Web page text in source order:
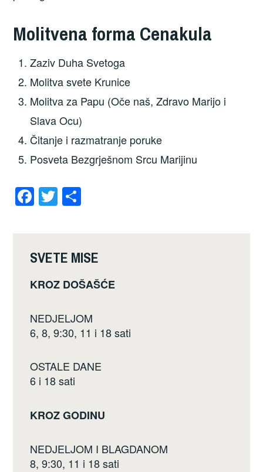
Molitvena forma Cenakula
Zaziv Duha Svetoga
Molitva svete Krunice
Molitva za Papu (Oče naš, Zdravo Marijo i
Slava Ocu)
Čitanje i razmatranje poruke
Posveta Bezgrješnom Srcu Marijinu
F
a
e
b
o
o
k
T
wi
er e
SVETE MISE
KROZ DOŠAŠĆE
NEDJELJOM
6, 8, 9:30, 11 i 18 sati
OSTALE DANE
6 i 18 sati
KROZ GODINU
NEDJELJOM I BLAGDANOM
8, 9:30, 11 i 18 sati